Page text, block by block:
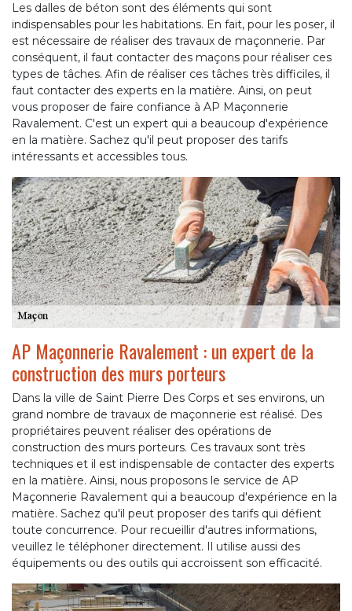
Les dalles de béton sont des éléments qui sont
indispensables pour les habitations. En fait, pour les poser, il
est nécessaire de réaliser des travaux de maçonnerie. Par
conséquent, il faut contacter des maçons pour réaliser ces
types de tâches. Afin de réaliser ces tâches très difficiles, il
faut contacter des experts en la matière. Ainsi, on peut
vous proposer de faire confiance à AP Maçonnerie
Ravalement. C'est un expert qui a beaucoup d'expérience
en la matière. Sachez qu'il peut proposer des tarifs
intéressants et accessibles tous.
AP Maçonnerie Ravalement : un expert de la
construction des murs porteurs
Dans la ville de Saint Pierre Des Corps et ses environs, un
grand nombre de travaux de maçonnerie est réalisé. Des
propriétaires peuvent réaliser des opérations de
construction des murs porteurs. Ces travaux sont très
techniques et il est indispensable de contacter des experts
en la matière. Ainsi, nous proposons le service de AP
Maçonnerie Ravalement qui a beaucoup d'expérience en la
matière. Sachez qu'il peut proposer des tarifs qui défient
toute concurrence. Pour recueillir d'autres informations,
veuillez le téléphoner directement. Il utilise aussi des
équipements ou des outils qui accroissent son efficacité.